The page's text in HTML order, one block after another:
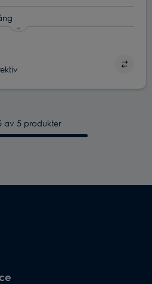
och använd plagget igen för att
tvätt och torkning på
av 5 produkter